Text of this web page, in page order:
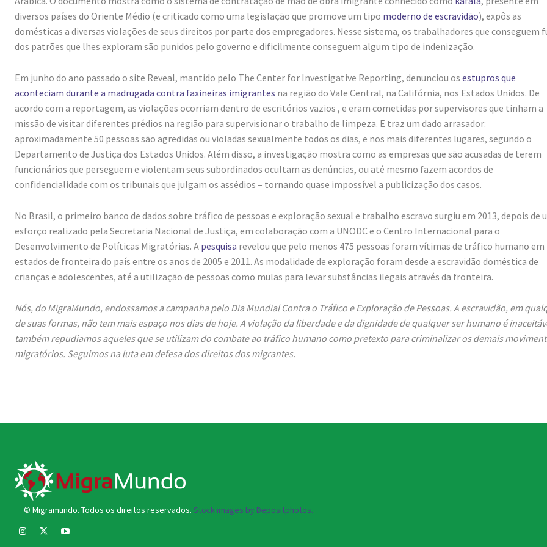
diversos países do Oriente Médio (e criticado como uma legislação que promove um tipo moderno de escravidão), expôs as
domésticas a diversas violações de seus direitos por parte dos empregadores. Nesse sistema, os trabalhadores que conseguem
dos patrões que lhes exploram são punidos pelo governo e dificilmente conseguem algum tipo de indenização.
Em junho do ano passado o site Reveal, mantido pelo The Center for Investigative Reporting, denunciou os estupros que
aconteciam durante a madrugada contra faxineiras imigrantes na região do Vale Central, na Califórnia, nos Estados Unidos. De
acordo com a reportagem, as violações ocorriam dentro de escritórios vazios , e eram cometidas por supervisores que tinham a
missão de visitar diferentes prédios na região para supervisionar o trabalho de limpeza. E traz um dado arrasador:
aproximadamente 50 pessoas são agredidas ou violadas sexualmente todos os dias, e nos mais diferentes lugares, segundo o
Departamento de Justiça dos Estados Unidos. Além disso, a investigação mostra como as empresas que são acusadas de terem
funcionários que perseguem e violentam seus subordinados ocultam as denúncias, ou até mesmo fazem acordos de
confidencialidade com os tribunais que julgam os assédios – tornando quase impossível a publicização dos casos.
No Brasil, o primeiro banco de dados sobre tráfico de pessoas e exploração sexual e trabalho escravo surgiu em 2013, depois de
esforço realizado pela Secretaria Nacional de Justiça, em colaboração com a UNODC e o Centro Internacional para o
Desenvolvimento de Políticas Migratórias. A pesquisa revelou que pelo menos 475 pessoas foram vítimas de tráfico humano em
estados de fronteira do país entre os anos de 2005 e 2011. As modalidade de exploração foram desde a escravidão doméstica de
crianças e adolescentes, até a utilização de pessoas como mulas para levar substâncias ilegais através da fronteira.
Nós, do MigraMundo, endossamos a campanha pelo Dia Mundial Contra o Tráfico e Exploração de Pessoas. A escravidão, em
de suas formas, não tem mais espaço nos dias de hoje. A violação da liberdade e da dignidade de qualquer ser humano é
também repudiamos aqueles que se utilizam do combate ao tráfico humano como pretexto para criminalizar os demais
migratórios. Seguimos na luta em defesa dos direitos dos migrantes.
© Migramundo. Todos os direitos reservados. Stock images by Depositphotos.